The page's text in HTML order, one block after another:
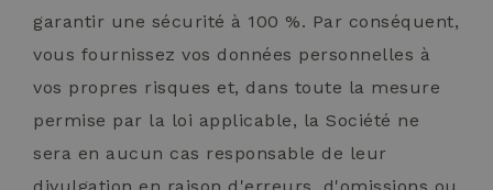
garantir une sécurité à 100 %. Par conséquent,
vous fournissez vos données personnelles à
vos propres risques et, dans toute la mesure
permise par la loi applicable, la Société ne
sera en aucun cas responsable de leur